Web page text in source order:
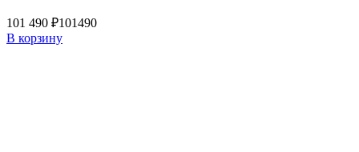
101 490 ₽101490
В корзину